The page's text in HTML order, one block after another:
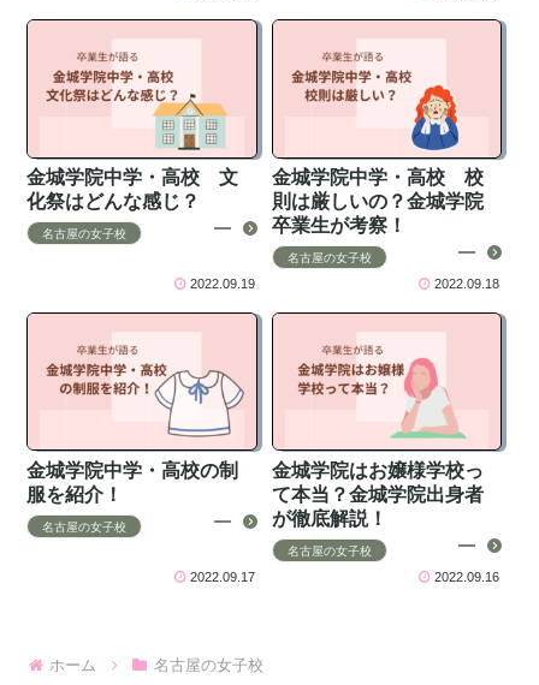
金城学院中学・高校 文
化祭はどんな感じ？
名古屋の女子校
2022.09.19
金城学院中学・高校 校
則は厳しいの？金城学院
卒業生が考察！
名古屋の女子校
2022.09.18
金城学院中学・高校の制
服を紹介！
名古屋の女子校
2022.09.17
金城学院はお嬢様学校っ
て本当？金城学院出身者
が徹底解説！
名古屋の女子校
2022.09.16
ホーム 名古屋の女子校